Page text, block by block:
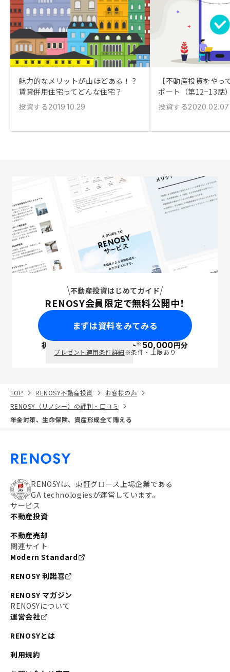
魅力的なメリットが山ほどある！？
賃貸併用住宅ってどんな住宅？
投資する2019.10.29
【不動産投資をやっ
ポート（第12−13話
投資する2020.02.07
不動産投資はじめてガイド
RENOSY会員限定で無料公開中！
まずは資料をみてみる
初回面談で ポイント※50,000円分
プレゼント適用条件詳細※条件・上限あり
TOP RENOSY不動産投資
お客様の声
RENOSY（リノシー）の評判・口コミ
年金対策、生命保険、資産形成全て賄える
RENOSYは、東証グロース上場企業である
GA technologiesが運営しています。
サービス
不動産投資
不動産売却
関連サイト
Modern Standard
RENOSY 利諾喜
RENOSY マガジン
RENOSYについて
運営会社
RENOSYとは
利用規約